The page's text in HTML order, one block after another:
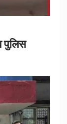
पुलिस